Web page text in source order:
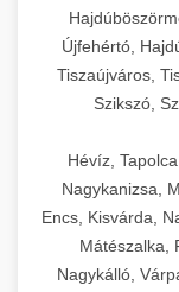
Újfehértó,
Tiszaújváros,
Szikszó,
Hévíz,
Nagykanizsa,
Encs, Kisvárda,
Mátészalka,
Nagykálló,